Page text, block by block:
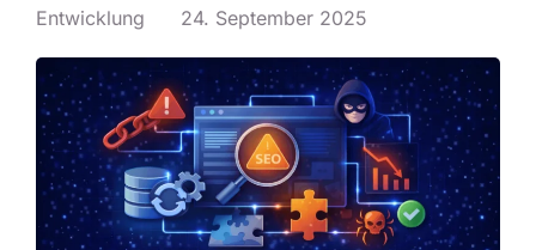
Entwicklung
24. September 2025